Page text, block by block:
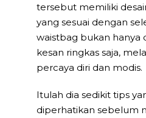
tersebut memiliki
yang sesuai dengan
waistbag bukan
kesan ringkas saja,
percaya diri dan modis.
Itulah dia sedikit tips
diperhatikan sebelum